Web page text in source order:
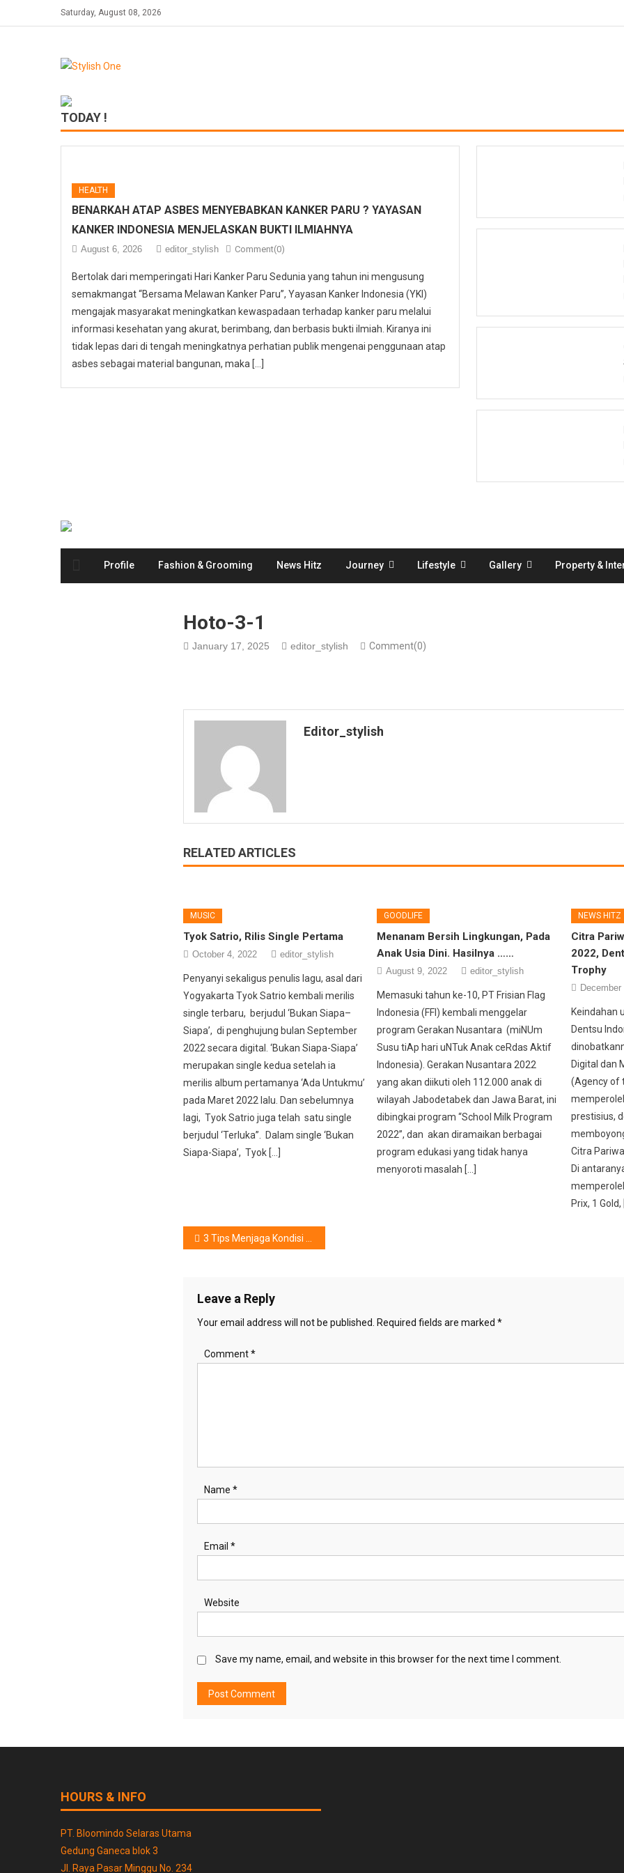
to
Saturday, August 08, 2026
TODAY !
HEALTH
BENARKAH ATAP ASBES MENYEBABKAN KANKER PARU ? YAYASAN
KANKER INDONESIA MENJELASKAN BUKTI ILMIAHNYA
August 6, 2026 editor_stylish Comment(0)
Bertolak dari memperingati Hari Kanker Paru Sedunia yang tahun ini mengusung
semakmangat “Bersama Melawan Kanker Paru”, Yayasan Kanker Indonesia (YKI)
mengajak masyarakat meningkatkan kewaspadaan terhadap kanker paru melalui
informasi kesehatan yang akurat, berimbang, dan berbasis bukti ilmiah. Kiranya ini
tidak lepas dari di tengah meningkatnya perhatian publik mengenai penggunaan atap
asbes sebagai material bangunan, maka […]
Profile Fashion & Grooming News Hitz Journey Lifestyle Gallery Property &
Hoto-3-1
January 17, 2025 editor_stylish Comment(0)
Editor_stylish
RELATED ARTICLES
MUSIC
Tyok Satrio, Rilis Single Pertama
October 4, 2022 editor_stylish
Penyanyi sekaligus penulis lagu, asal dari
Yogyakarta Tyok Satrio kembali merilis
single terbaru, berjudul ‘Bukan Siapa–
Siapa’, di penghujung bulan September
2022 secara digital. ‘Bukan Siapa-Siapa’
merupakan single kedua setelah ia
merilis album pertamanya ‘Ada Untukmu’
pada Maret 2022 lalu. Dan sebelumnya
lagi, Tyok Satrio juga telah satu single
berjudul ‘Terluka”. Dalam single ‘Bukan
Siapa-Siapa’, Tyok […]
GOODLIFE
Menanam Bersih Lingkungan, Pada
Anak Usia Dini. Hasilnya ……
August 9, 2022 editor_stylish
Memasuki tahun ke-10, PT Frisian Flag
Indonesia (FFI) kembali menggelar
program Gerakan Nusantara (miNUm
Susu tiAp hari uNTuk Anak ceRdas Aktif
Indonesia). Gerakan Nusantara 2022
yang akan diikuti oleh 112.000 anak di
wilayah Jabodetabek dan Jawa Barat, ini
dibingkai program “School Milk Program
2022”, dan akan diramaikan berbagai
program edukasi yang tidak hanya
menyoroti masalah […]
NEWS HITZ
Citra
2022,
Trophy
Keindahan
Dentsu
Digital dan
(Agency of
prestisius,
Citra
Di
Prix, 1 Gold,
Post
3 Tips Menjaga Kondisi Kendaraan Tetap Prima
Leave a Reply
Your email address will not be published. Required fields are marked *
Comment*
Name *
Email *
Website
Save my name, email, and website in this browser for the next time I comment.
HOURS & INFO
PT. Bloomindo Selaras Utama
Gedung Ganeca blok 3
Jl. Raya Pasar Minggu No. 234